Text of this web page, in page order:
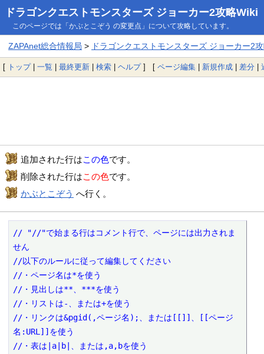
ドラゴンクエストモンスターズ ジョーカー2攻略Wiki
このページでは「かぶとこぞう の変更点」について攻略しています。
ZAPAnet総合情報局 > ドラゴンクエストモンスターズ ジョーカー2
[ トップ| 一覧 | 最終更新 | 検索 | ヘルプ] [ ページ編集 | 新規作成 | 差分 |
追加された行はこの色です。
削除された行はこの色です。
かぶとこぞう へ行く。
// "//"で始まる行はコメント行で、ページには出力されま
せん
//以下のルールに従って編集してください
//・ページ名は*を使う
//・見出しは**、***を使う
//・リストは-、または+を使う
//・リンクは&pgid(,ページ名);、または[[]]、[[ページ
名:URL]]を使う
//・表は|a|b|、または,a,bを使う